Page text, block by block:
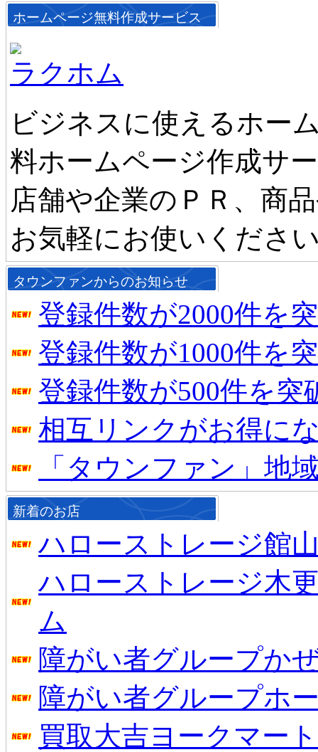
ホームページ無料作成サービス
ラクホム
ビジネスに使えるホー
料ホームページ作成サ
店舗や企業のＰＲ、商
お気軽にお使いくださ
タウンファンからのお知らせ
登録件数が2000件を
登録件数が1000件を
登録件数が500件を突
相互リンクがお得に
「タウンファン」地
新着のお店
ハローストレージ館
ハローストレージ木
ム
障がい者グループか
障がい者グループホ
買取大吉ヨークマー